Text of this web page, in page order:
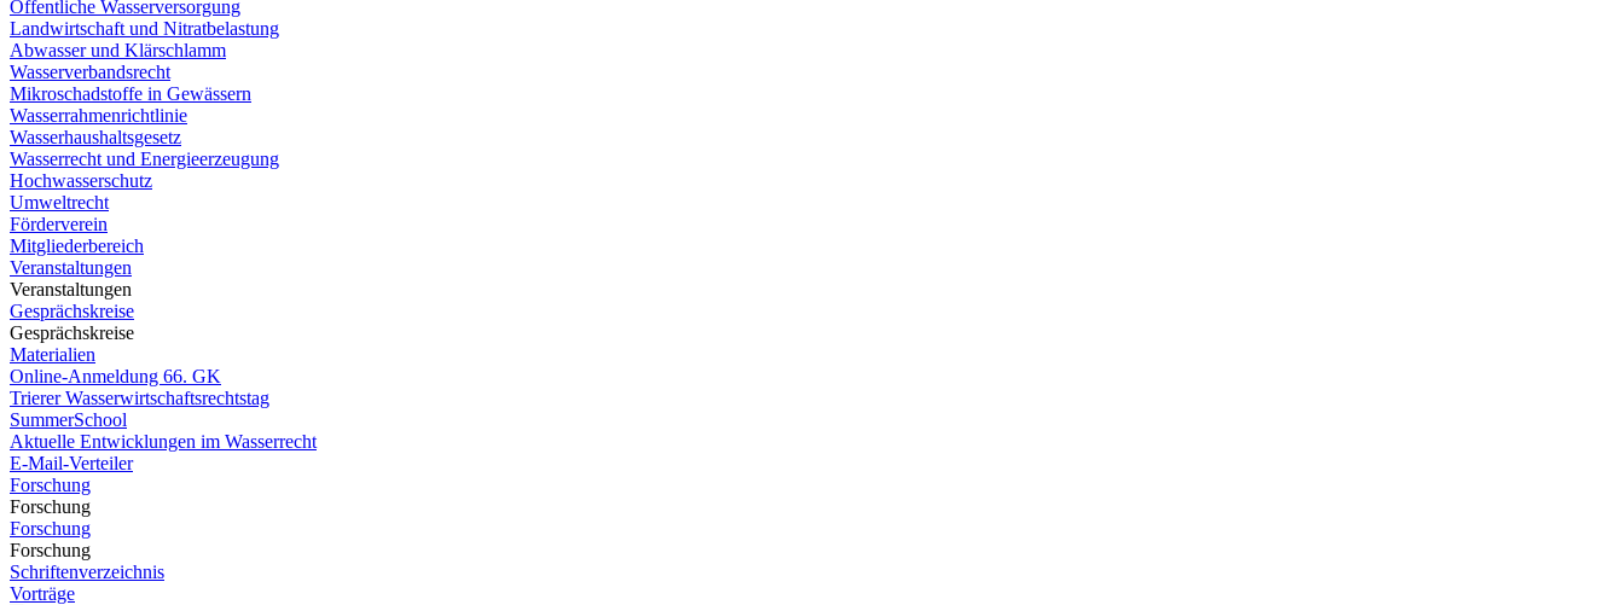
Öffentliche Wasserversorgung
Landwirtschaft und Nitratbelastung
Abwasser und Klärschlamm
Wasserverbandsrecht
Mikroschadstoffe in Gewässern
Wasserrahmenrichtlinie
Wasserhaushaltsgesetz
Wasserrecht und Energieerzeugung
Hochwasserschutz
Umweltrecht
Förderverein
Mitgliederbereich
Veranstaltungen
Veranstaltungen
Gesprächskreise
Gesprächskreise
Materialien
Online-Anmeldung 66. GK
Trierer Wasserwirtschaftsrechtstag
SummerSchool
Aktuelle Entwicklungen im Wasserrecht
E-Mail-Verteiler
Forschung
Forschung
Forschung
Forschung
Schriftenverzeichnis
Vorträge